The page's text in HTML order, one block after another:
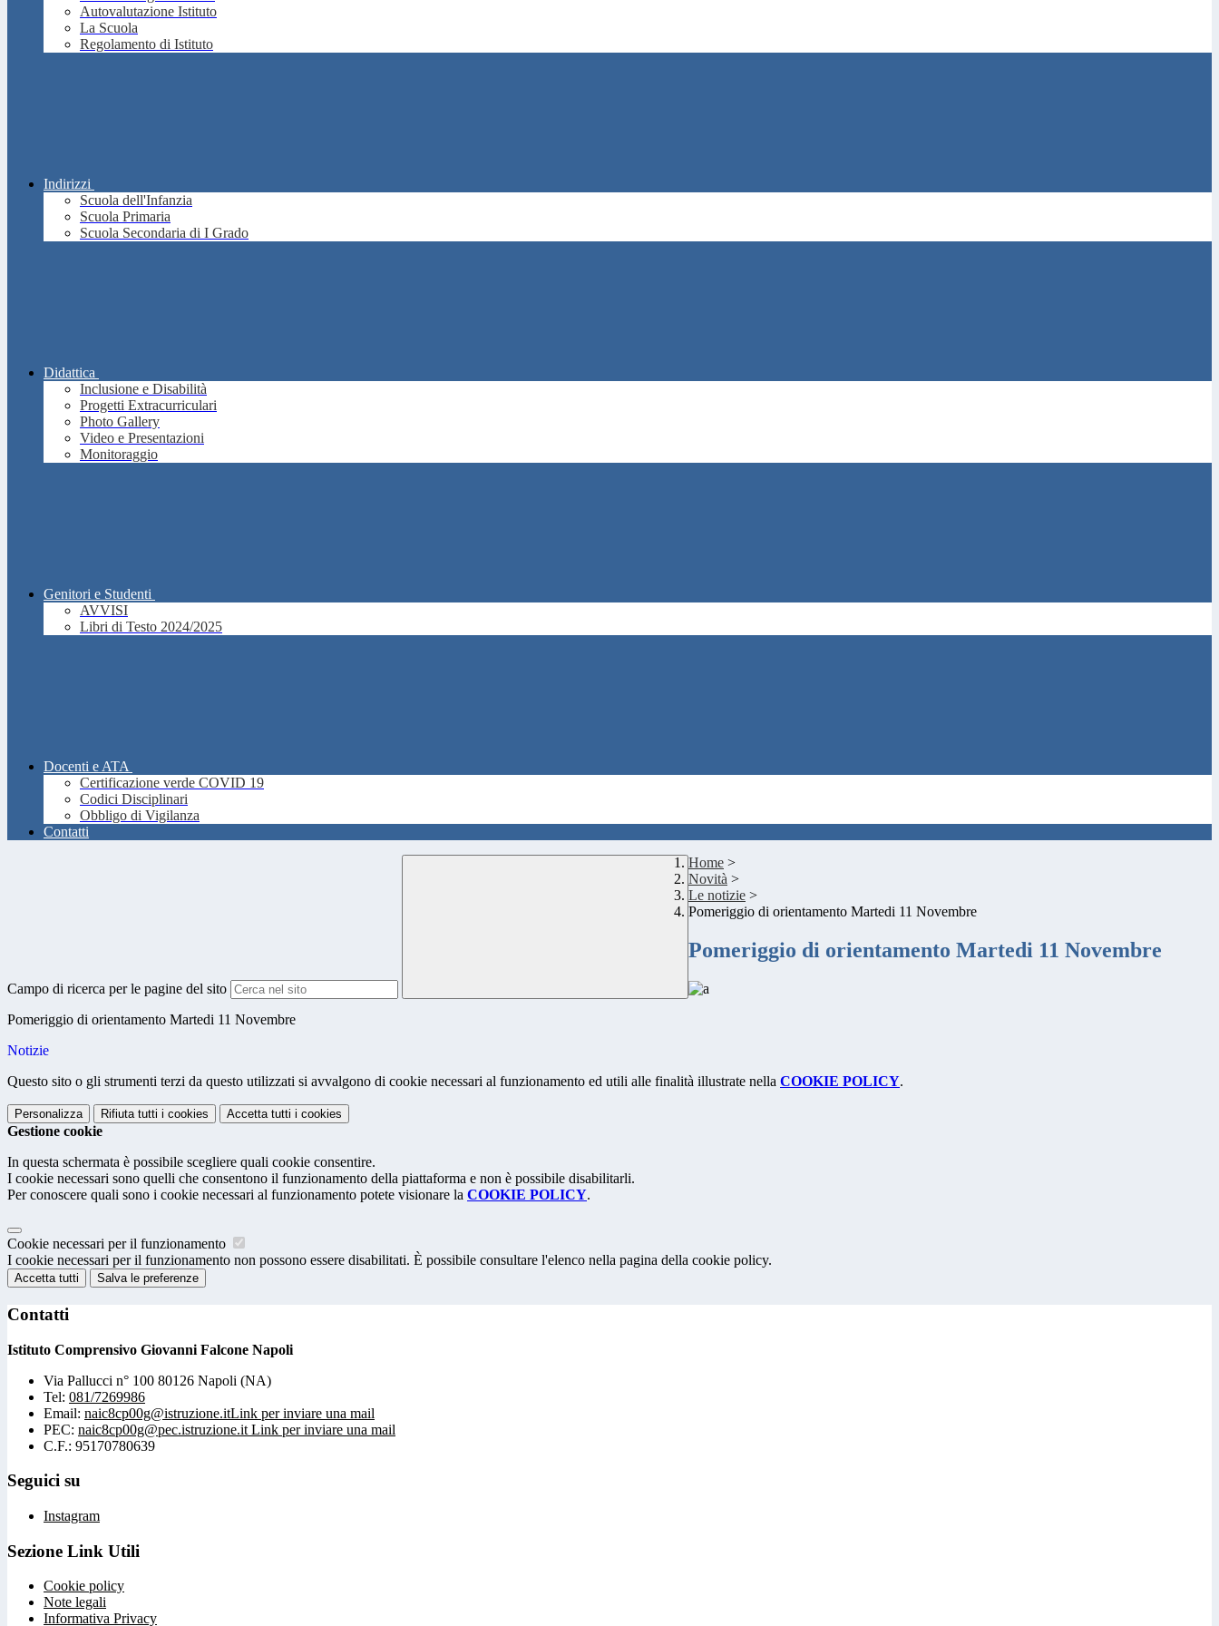
Autovalutazione Istituto
La Scuola
Regolamento di Istituto
Indirizzi
Scuola dell'Infanzia
Scuola Primaria
Scuola Secondaria di I Grado
Didattica
Inclusione e Disabilità
Progetti Extracurriculari
Photo Gallery
Video e Presentazioni
Monitoraggio
Genitori e Studenti
AVVISI
Libri di Testo 2024/2025
Docenti e ATA
Certificazione verde COVID 19
Codici Disciplinari
Obbligo di Vigilanza
Contatti
Campo di ricerca per le pagine del sito
Home >
Novità >
Le notizie >
Pomeriggio di orientamento Martedi 11 Novembre
Pomeriggio di orientamento Martedi 11 Novembre
Pomeriggio di orientamento Martedi 11 Novembre
Notizie
Questo sito o gli strumenti terzi da questo utilizzati si avvalgono di cookie necessari al funzionamento ed utili alle finalità illustrate nella COOKIE POLICY.
Personalizza Rifiuta tutti i cookies Accetta tutti i cookies
Gestione cookie
In questa schermata è possibile scegliere quali cookie consentire.
I cookie necessari sono quelli che consentono il funzionamento della piattaforma e non è possibile disabilitarli.
Per conoscere quali sono i cookie necessari al funzionamento potete visionare la COOKIE POLICY.
Cookie necessari per il funzionamento
I cookie necessari per il funzionamento non possono essere disabilitati. È possibile consultare l'elenco nella pagina della cookie policy.
Accetta tutti Salva le preferenze
Contatti
Istituto Comprensivo Giovanni Falcone Napoli
Via Pallucci n° 100 80126 Napoli (NA)
Tel: 081/7269986
Email: naic8cp00g@istruzione.itLink per inviare una mail
PEC: naic8cp00g@pec.istruzione.it Link per inviare una mail
C.F.: 95170780639
Seguici su
Instagram
Sezione Link Utili
Cookie policy
Note legali
Informativa Privacy